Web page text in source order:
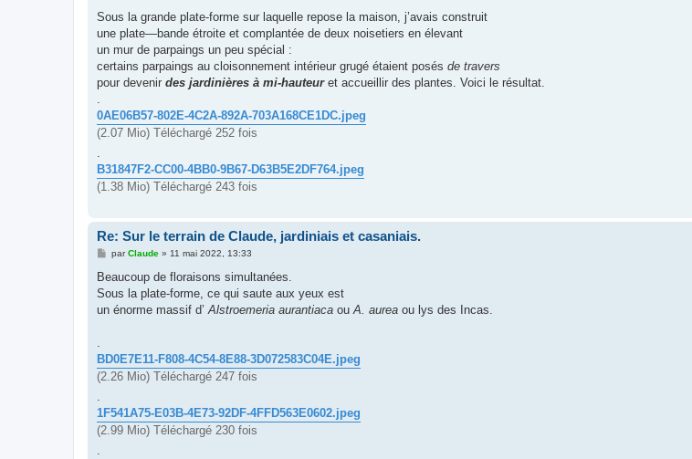
s
a
g
Sous la grande plate-forme sur laquelle repose la maison, j’avais construit
une plate—bande étroite et complantée de deux noisetiers en élevant
un mur de parpaings un peu spécial :
certains parpaings au cloisonnement intérieur grugé étaient posés de travers
pour devenir des jardinières à mi-hauteur et accueillir des plantes. Voici le résultat.
0AE06B57-802E-4C2A-892A-703A168CE1DC.jpeg
(2.07 Mio) Téléchargé 252 fois
B31847F2-CC00-4BB0-9B67-D63B5E2DF764.jpeg
(1.38 Mio) Téléchargé 243 fois
Re: Sur le terrain de Claude, jardiniais et casaniais.
M
s
a
g
parClaude» 11 mai 2022, 13:33
Beaucoup de floraisons simultanées.
Sous la plate-forme, ce qui saute aux yeux est
un énorme massif d’Alstroemeria aurantiaca ouA. aurea ou lys des Incas.
.
BD0E7E11-F808-4C54-8E88-3D072583C04E.jpeg
(2.26 Mio) Téléchargé 247 fois
.
1F541A75-E03B-4E73-92DF-4FFD563E0602.jpeg
(2.99 Mio) Téléchargé 230 fois
.